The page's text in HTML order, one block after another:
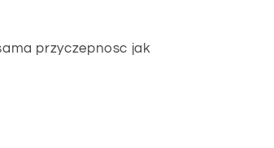
przyczepnosc jak